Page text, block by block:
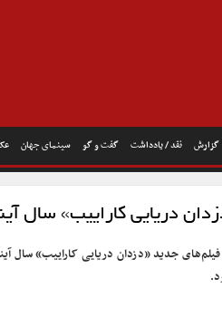
گزارش نقد / یادداشت گفت و گو سینمای جهان
دریایی کاراییب» سال
فیلم‌های جدید «دزدان دریایی کاراییب»